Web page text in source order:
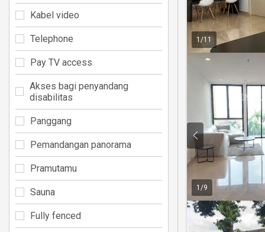
1 /11
1 /9
Kabel video
Telephone
Pay TV access
Akses bagi penyandang
disabilitas
Panggang
Pemandangan panorama
Pramutamu
Sauna
Fully fenced